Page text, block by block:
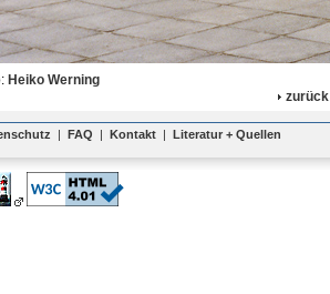
Heiko Werning
zurück
| FAQ | Kontakt | Literatur + Quellen